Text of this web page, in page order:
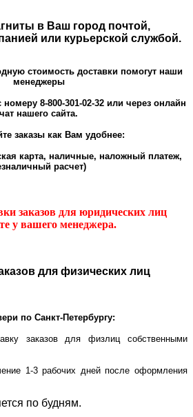
в Ваш город почтой,
или курьерской службой.
стоимость доставки помогут наши
менеджеры
8-800-301-02-32 или через онлайн
чат нашего сайта.
заказы как Вам удобнее:
карта, наличные, наложный платеж,
расчет)
заказов для юридических лиц
у вашего менеджера.
для физических лиц
по Санкт-Петербургу:
заказов для физлиц собственными
1-3 рабочих дней после оформления
по будням.